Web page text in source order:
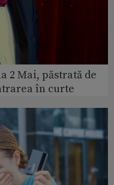
2 Mai, păstrată de
în curte